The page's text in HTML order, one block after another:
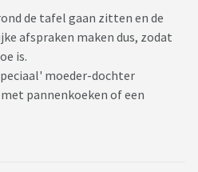
de tafel gaan zitten en de
afspraken maken dus, zodat
is.
moeder-dochter
pannenkoeken of een